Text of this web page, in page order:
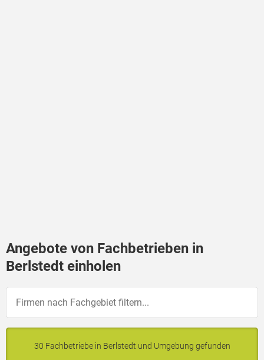
Angebote von Fachbetrieben in
Berlstedt einholen
30 Fachbetriebe in Berlstedt und Umgebung gefunden